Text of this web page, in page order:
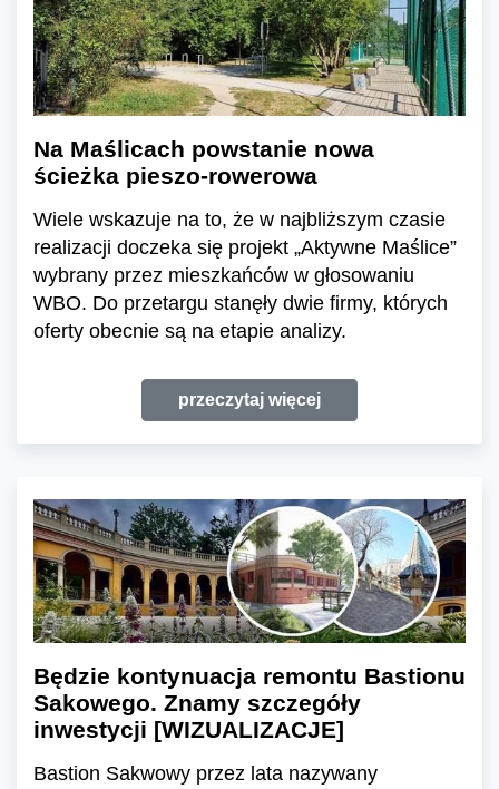
Na Maślicach powstanie nowa
ścieżka pieszo-rowerowa
Wiele wskazuje na to, że w najbliższym czasie
realizacji doczeka się projekt „Aktywne Maślice”
wybrany przez mieszkańców w głosowaniu
WBO. Do przetargu stanęły dwie firmy, których
oferty obecnie są na etapie analizy.
przeczytaj więcej
Będzie kontynuacja remontu Bastionu
Sakowego. Znamy szczegóły
inwestycji [WIZUALIZACJE]
Bastion Sakwowy przez lata nazywany